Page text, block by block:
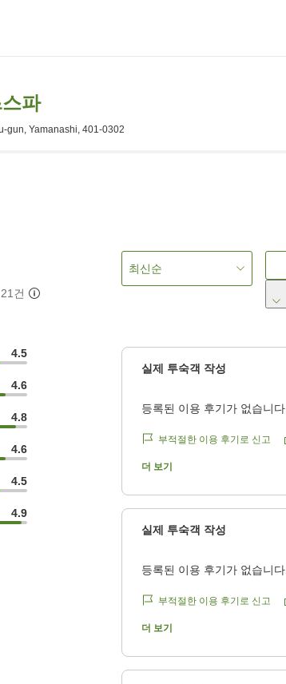
파
gun, Yamanashi, 401-0302
21 건
4.5
4.6
4.8
4.6
4.5
4.9
최신순
실제 투숙객 작성
등록된 이용 후기가 없습니다.
부적절한 이용 후기로 신고
더 보기
실제 투숙객 작성
등록된 이용 후기가 없습니다.
부적절한 이용 후기로 신고
더 보기